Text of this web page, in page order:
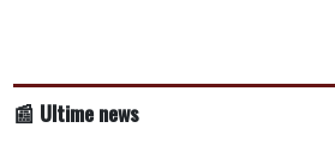
📰 Ultime news